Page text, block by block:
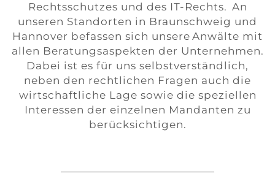
Rechtsschutzes und des IT-Rechts. An
unseren Standorten in Braunschweig und
Hannover befassen sich unsere Anwälte mit
allen Beratungsaspekten der Unternehmen.
Dabei ist es für uns selbstverständlich,
neben den rechtlichen Fragen auch die
wirtschaftliche Lage sowie die speziellen
Interessen der einzelnen Mandanten zu
berücksichtigen.